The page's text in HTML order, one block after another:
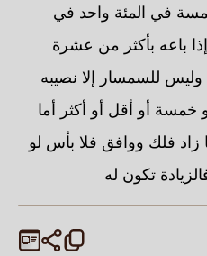
في المئة واحد في
باعه بأكثر من عشرة
للسمسار إلا نصيبه
أو أقل أو أكثر أما
زاد فلك ووافق فلا بأس لو
تكون له